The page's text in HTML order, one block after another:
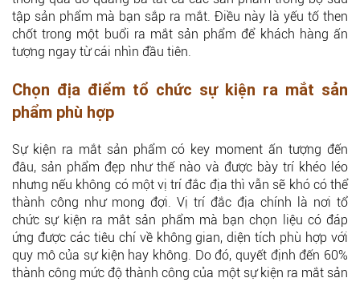
tập sản phẩm mà bạn sắp ra mắt. Điều này là yếu tố then
chốt trong một buổi ra mắt sản phẩm để khách hàng ấn
tượng ngay từ cái nhìn đầu tiên.
Chọn địa điểm tổ chức sự kiện ra mắt sản
phẩm phù hợp
Sự kiện ra mắt sản phẩm có key moment ấn tượng đến
đâu, sản phẩm đẹp như thế nào và được bày trí khéo léo
nhưng nếu không có một vị trí đắc địa thì vẫn sẽ khó có thể
thành công như mong đợi. Vị trí đắc địa chính là nơi tổ
chức sự kiện ra mắt sản phẩm mà bạn chọn liệu có đáp
ứng được các tiêu chí về không gian, diện tích phù hợp với
quy mô của sự kiện hay không. Do đó, quyết định đến 60%
thành công mức độ thành công của một sự kiện ra mắt sản